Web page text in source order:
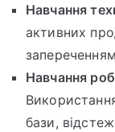
Навчання
активних
Навчання
бази,